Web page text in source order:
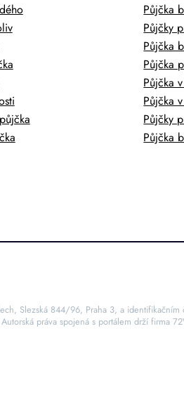
Půjčka
Půjčky
Půjčka
Půjčka
Půjčka
Půjčka
Půjčky
Půjčka
Slezská 844/96, Praha 3, a
práva spojená s portálem drží firma